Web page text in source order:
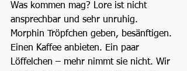
Was kommen mag? Lore ist nicht
ansprechbar und sehr unruhig.
Morphin Tröpfchen geben, besänftigen.
Einen Kaffee anbieten. Ein paar
Löffelchen – mehr nimmt sie nicht. Wir